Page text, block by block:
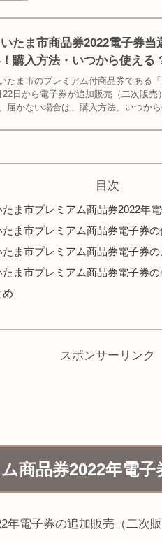
たま市商品券2022電子券
購入方法・いつから使える
たま市のプレミアム付商品券である
22日から電子券が追加販売（二次販売
届かない場合は、購入方法、いつか
目次
たま市プレミアム商品券2022年
たま市プレミアム商品券電子券
たま市プレミアム商品券電子券の
たま市プレミアム商品券電子券の
め
スポンサーリンク
商品券2022年電子
年電子券の追加販売（二次販